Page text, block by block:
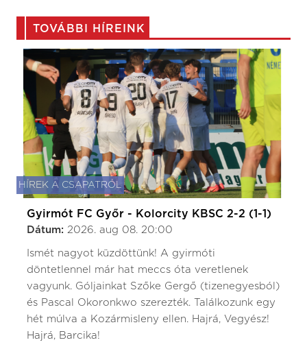
TOVÁBBI HÍREINK
HÍREK A CSAPATRÓL
Gyirmót FC Győr - Kolorcity KBSC 2-2 (1-1)
Dátum: 2026. aug 08. 20:00
Ismét nagyot küzdöttünk! A gyirmóti
döntetlennel már hat meccs óta veretlenek
vagyunk. Góljainkat Szőke Gergő (tizenegyesból)
és Pascal Okoronkwo szerezték. Találkozunk egy
hét múlva a Kozármisleny ellen. Hajrá, Vegyész!
Hajrá, Barcika!